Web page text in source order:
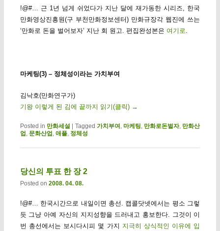
!@#… 근 1년 넘게 쉬었다가 지난 달에 재가동한 시리즈, 한국
만화영상진흥원(구 부천만화정보센터) 만화규장각 웹진에 쓰는
‘만화로 돈을 벌어보자’ 지난 회 원고. 편집완성본은 여기로
마케팅(3) – 정체성이라는 가치부여
김낙호(만화연구가)
기왕 이렇게 된 김에 끝까지 읽기(클릭) →
Posted in 만화세설 Tagged 가치부여 , 마케팅, 만화로돈벌자, 만화산
업 , 문화산업 , 애플, 정체성
당신의 투표 한 장 2
Posted on 2008. 04. 08.
!@#… 한국시간으로 내일이면 총선. 캡콜닷넷에서는 평소 그렇
듯 그냥 아예 자신의 지지성향을 드러내고 홍보한다. 그것이 이
번 총선에서는 보시다시피 몇 가지 지극히 상식적인 이유에 입